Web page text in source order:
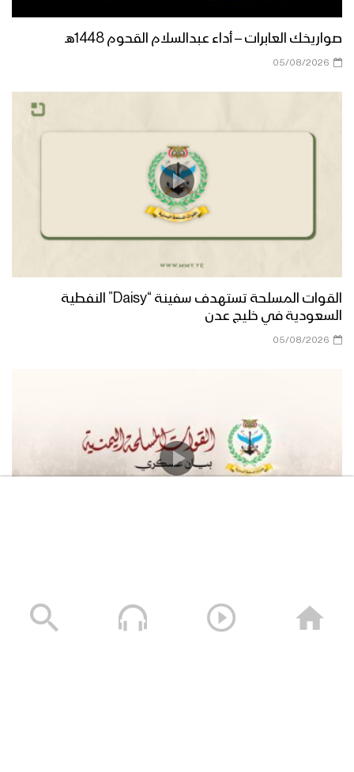
صواريخك العابرات – أداء عبدالسلام القحوم 1448هـ
05/08/2026
القوات المسلحة تستهدف سفينة “Daisy” النفطية
السعودية في خليج عدن
05/08/2026
العودة